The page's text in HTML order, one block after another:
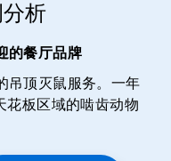
析
的餐厅品牌
吊顶灭鼠服务。一年
花板区域的啮齿动物